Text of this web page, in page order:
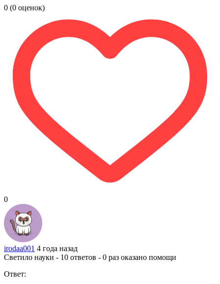
0 (0 оценок)
0
irodaa001 4 года назад
Светило науки - 10 ответов - 0 раз оказано помощи
Ответ: